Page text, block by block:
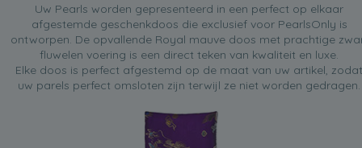
Uw Pearls worden gepresenteerd in een perfect op elkaar
afgestemde geschenkdoos die exclusief voor PearlsOnly is
ontworpen. De opvallende Royal mauve doos met prachtige
fluwelen voering is een direct teken van kwaliteit en luxe.
Elke doos is perfect afgestemd op de maat van uw artikel, zodat
uw parels perfect omsloten zijn terwijl ze niet worden gedragen.